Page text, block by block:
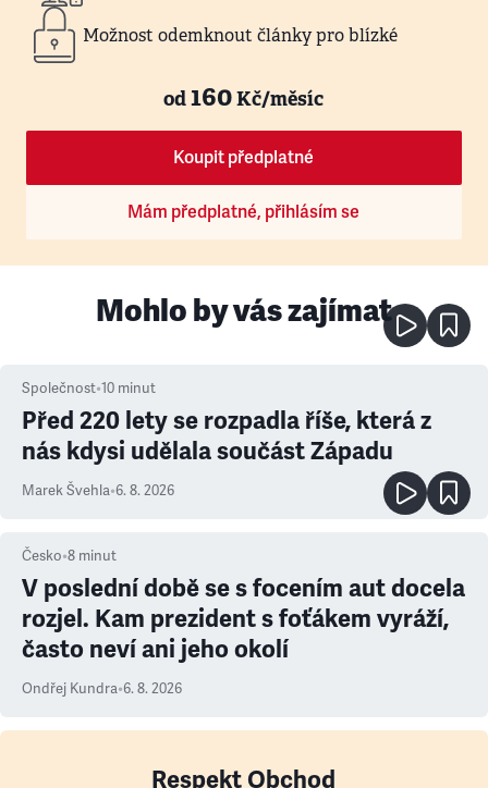
Možnost odemknout články pro blízké
od160Kč/měsíc
Koupit předplatné
Mám předplatné, přihlásím se
Mohlo by vás zajímat
Společnost•10 minut
Před 220 lety se rozpadla říše, která z
nás kdysi udělala součást Západu
Marek Švehla•6. 8. 2026
Česko•8 minut
V poslední době se s focením aut docela
rozjel. Kam prezident s foťákem vyráží,
často neví ani jeho okolí
Ondřej Kundra•6. 8. 2026
Respekt Obchod